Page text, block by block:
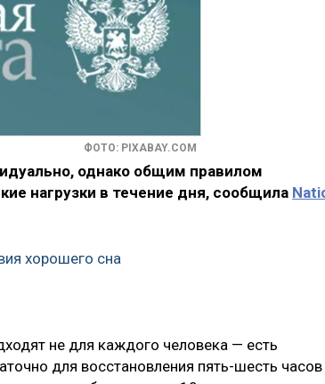
ФОТО: PIXABAY.COM
однако общим правилом
нагрузки в течение дня, сообщила
хорошего сна
не для каждого человека — есть
для восстановления пять-шесть часов